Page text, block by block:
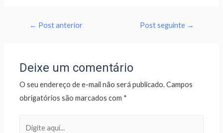
← Post anterior Post seguinte →
Deixe um comentário
O seu endereço de e-mail não será publicado.Campos
obrigatórios são marcados com *